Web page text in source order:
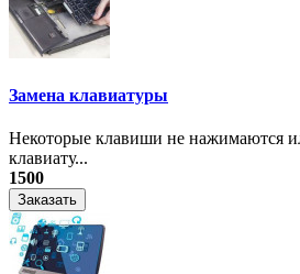
Замена клавиатуры
Некоторые клавиши не нажимаются
клавиату...
1500
Заказать